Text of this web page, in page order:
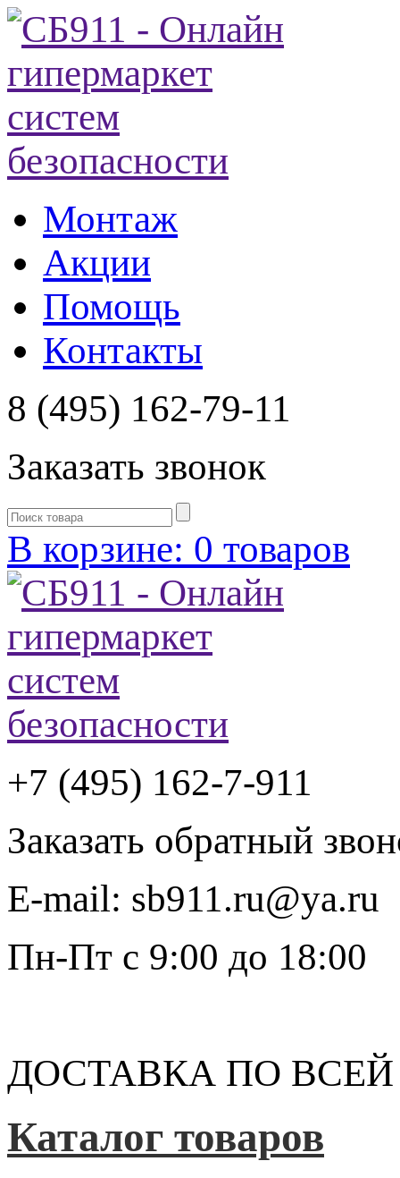
Монтаж
Акции
Помощь
Контакты
8 (495) 162-79-11
Заказать звонок
В корзине: 0 товаров
+7 (495) 162-7-911
Заказать обратный
E-mail: sb911.ru@ya.ru
Пн-Пт с 9:00 до 18:00
ДОСТАВКА ПО
Каталог товаров